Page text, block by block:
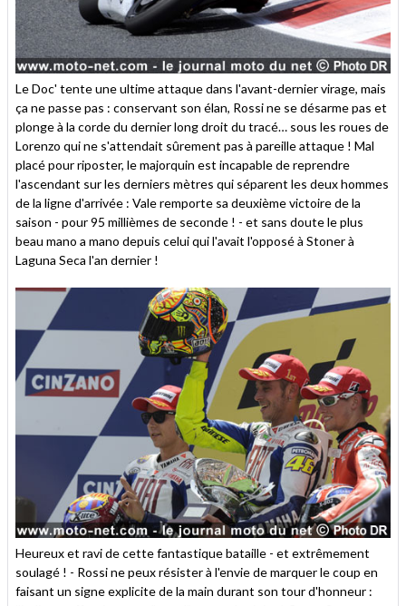
Le Doc' tente une ultime attaque dans l'avant-dernier virage, mais
ça ne passe pas : conservant son élan, Rossi ne se désarme pas et
plonge à la corde du dernier long droit du tracé… sous les roues de
Lorenzo qui ne s'attendait sûrement pas à pareille attaque ! Mal
placé pour riposter, le majorquin est incapable de reprendre
l'ascendant sur les derniers mètres qui séparent les deux hommes
de la ligne d'arrivée : Vale remporte sa deuxième victoire de la
saison - pour 95 millièmes de seconde ! - et sans doute le plus
beau mano a mano depuis celui qui l'avait l'opposé à Stoner à
Laguna Seca l'an dernier !
Heureux et ravi de cette fantastique bataille - et extrêmement
soulagé ! - Rossi ne peux résister à l'envie de marquer le coup en
faisant un signe explicite de la main durant son tour d'honneur :